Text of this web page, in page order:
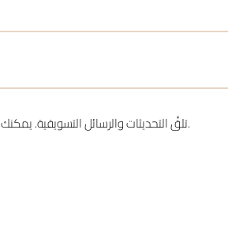
تلقَّ التحديثات والرسائل التسويقية. يمكنكفي أي وقت وفقًا لقانون حماية البيانات الشخصية.